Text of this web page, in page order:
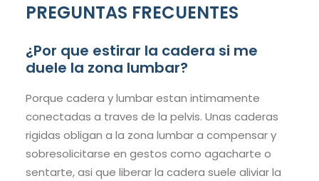
PREGUNTAS FRECUENTES
¿Por que estirar la cadera si me
duele la zona lumbar?
Porque cadera y lumbar estan intimamente
conectadas a traves de la pelvis. Unas caderas
rigidas obligan a la zona lumbar a compensar y
sobresolicitarse en gestos como agacharte o
sentarte, asi que liberar la cadera suele aliviar la